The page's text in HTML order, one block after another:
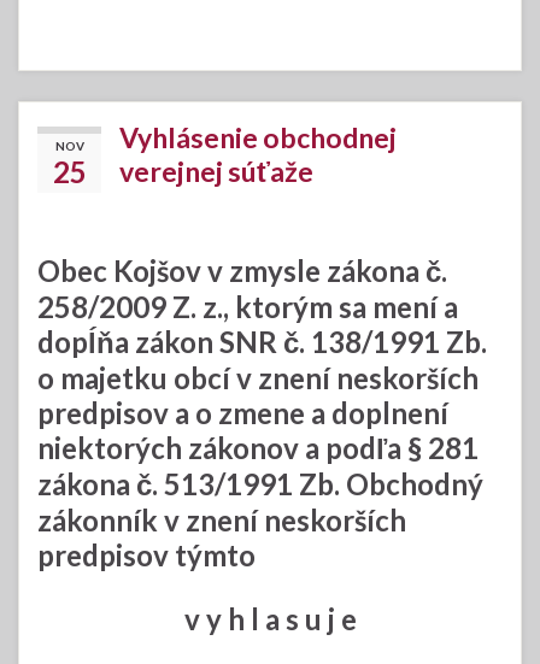
NOV
25
Vyhlásenie obchodnej
verejnej súťaže
Obec Kojšov v zmysle zákona č.
258/2009 Z. z., ktorým sa mení a
dopĺňa zákon SNR č. 138/1991 Zb.
o majetku obcí v znení neskorších
predpisov a o zmene a doplnení
niektorých zákonov a podľa § 281
zákona č. 513/1991 Zb. Obchodný
zákonník v znení neskorších
predpisov týmto
v y h l a s u j e